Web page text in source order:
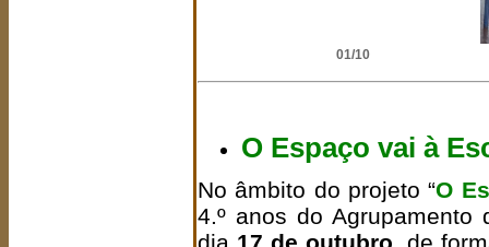
02/10
O Espaço vai à
No âmbito do projeto “O
4.º anos do Agrupamento